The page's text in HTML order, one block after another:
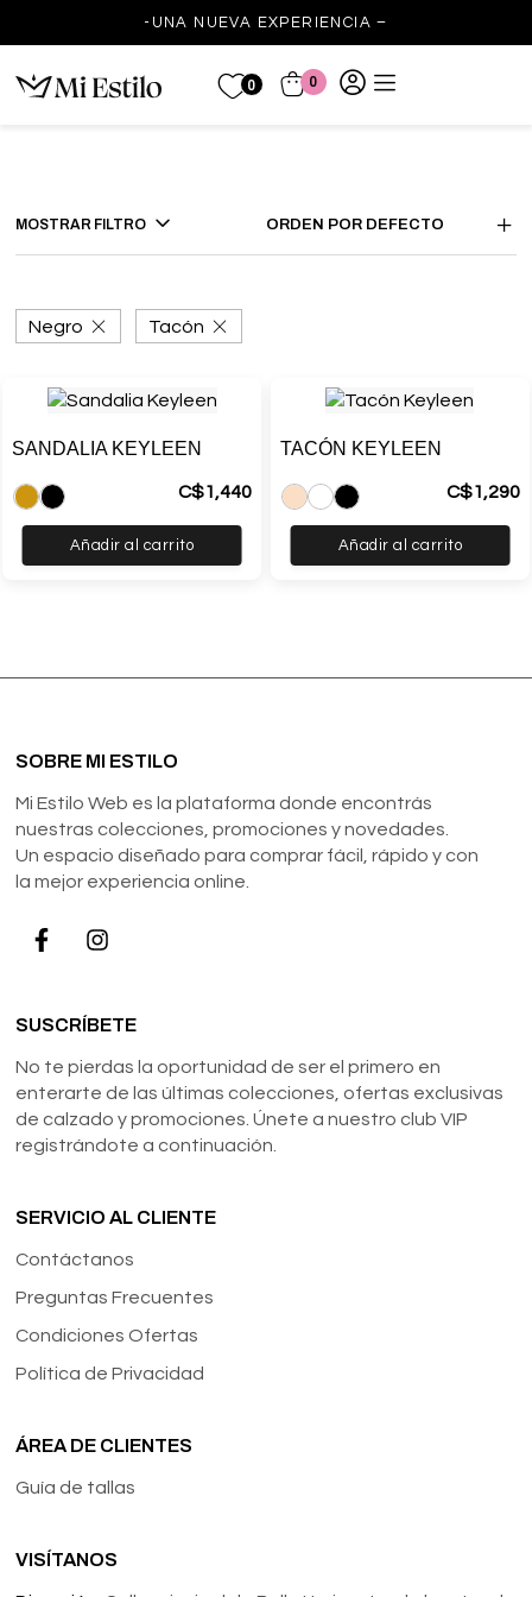
-UNA NUEVA EXPERIENCIA –
0 0
MOSTRAR FILTRO ORDEN POR DEFECTO
Negro Tacón
Añadir al carrito
SANDALIA KEYLEEN
C$1,440
Añadir al carrito
TACÓN KEYLEEN
C$1,290
SOBRE MI ESTILO
Mi Estilo Web es la plataforma donde encontrás
nuestras colecciones, promociones y novedades.
Un espacio diseñado para comprar fácil, rápido y con
la mejor experiencia online.
SUSCRÍBETE
No te pierdas la oportunidad de ser el primero en
enterarte de las últimas colecciones, ofertas exclusivas
de calzado y promociones. Únete a nuestro club VIP
registrándote a continuación.
SERVICIO AL CLIENTE
Contáctanos
Preguntas Frecuentes
Condiciones Ofertas
Política de Privacidad
ÁREA DE CLIENTES
Guía de tallas
VISÍTANOS